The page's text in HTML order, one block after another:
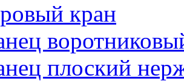
кран
плоский